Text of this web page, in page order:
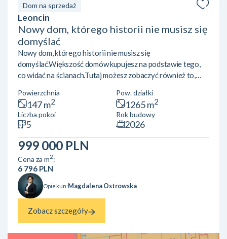
Dom na sprzedaż
Leoncin
Nowy dom, którego historii nie musisz się
domyślać
Nowy dom, którego historii nie musisz się
domyślać.Większość domów kupujesz na podstawie tego,
co widać na ścianach.Tutaj możesz zobaczyć również to,
pozostaje pełna dokumentacja zdjęciowa z budowy,
pokazująca kolejne etapy wykonania fundamentów, izolacji,
instalacji, ogrzewania podłogowego oraz konstrukcji
dachu. Dzięki temu dokładnie wiesz, co kupujesz. Ten
nowoczesny dom jednorodzinny został wybudowany w
latach 2024-2026 i nigdy nie był...
Powierzchnia
147 m2
Pow. działki
1265 m2
Liczba pokoi
5
Rok budowy
2026
999 000 PLN
Cena za m2:
6 796 PLN
Opiekun:Magdalena Ostrowska
Zobacz szczegóły